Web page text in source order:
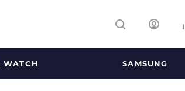
WATCH SAMSUNG